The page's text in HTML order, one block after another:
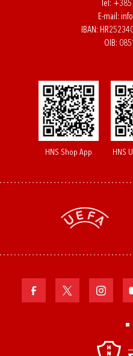
Tel: +385
E-mail:
IBAN:
OIB:
HNS Shop App HNS